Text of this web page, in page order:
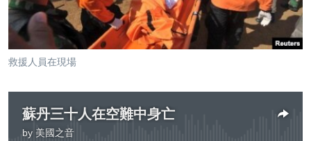
跳
轉
到
檢
中國
國際
每日視頻新聞
音頻
救援人員在現場
蘇丹三十人在空難中身亡
by 美國之音